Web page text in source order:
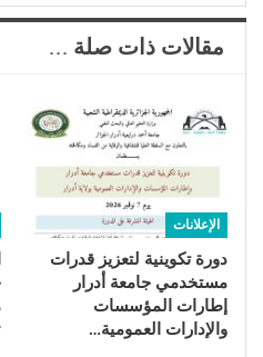
مقالات ذات صلة ...
الإعلانات
دورة تكوينية لتعزیز قدرات
مستخدمي جامعة أدرار
إطارات المؤسسات
والإدارات العمومية…